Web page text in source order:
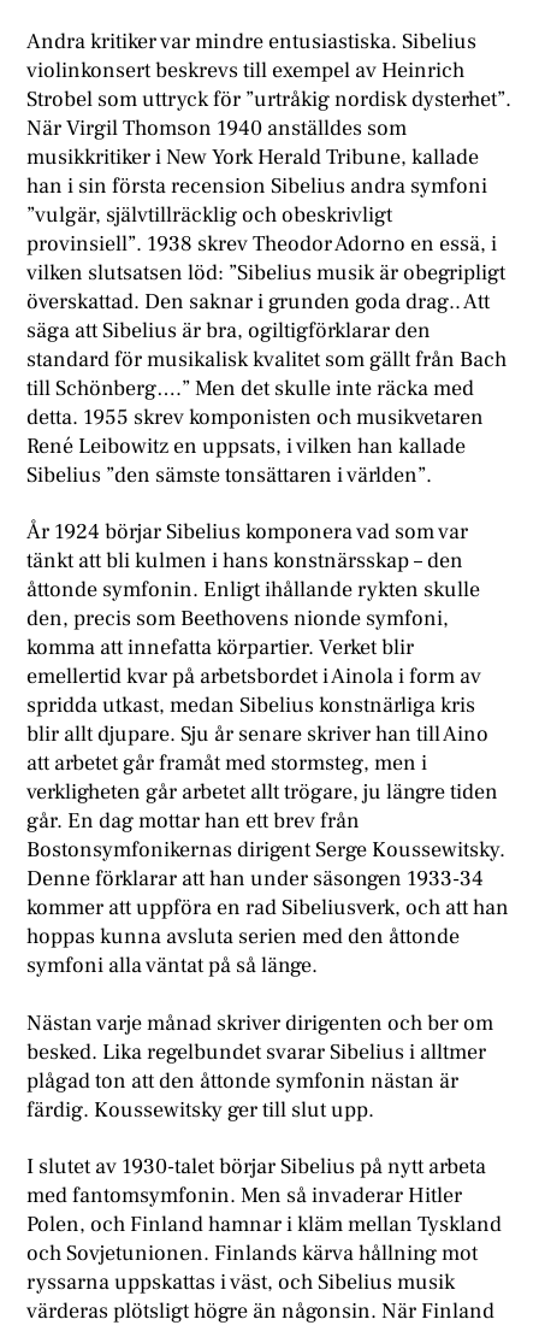
Andra kritiker var mindre entusiastiska. Sibelius
violinkonsert beskrevs till exempel av Heinrich
Strobel som uttryck för ”urtråkig nordisk dysterhet”.
När Virgil Thomson 1940 anställdes som
musikkritiker i New York Herald Tribune, kallade
han i sin första recension Sibelius andra symfoni
”vulgär, självtillräcklig och obeskrivligt
provinsiell”. 1938 skrev Theodor Adorno en essä, i
vilken slutsatsen löd: ”Sibelius musik är obegripligt
överskattad. Den saknar i grunden goda drag.. Att
säga att Sibelius är bra, ogiltigförklarar den
standard för musikalisk kvalitet som gällt från Bach
till Schönberg….” Men det skulle inte räcka med
detta. 1955 skrev komponisten och musikvetaren
René Leibowitz en uppsats, i vilken han kallade
Sibelius ”den sämste tonsättaren i världen”.
År 1924 börjar Sibelius komponera vad som var
tänkt att bli kulmen i hans konstnärsskap – den
åttonde symfonin. Enligt ihållande rykten skulle
den, precis som Beethovens nionde symfoni,
komma att innefatta körpartier. Verket blir
emellertid kvar på arbetsbordet i Ainola i form av
spridda utkast, medan Sibelius konstnärliga kris
blir allt djupare. Sju år senare skriver han till Aino
att arbetet går framåt med stormsteg, men i
verkligheten går arbetet allt trögare, ju längre tiden
går. En dag mottar han ett brev från
Bostonsymfonikernas dirigent Serge Koussewitsky.
Denne förklarar att han under säsongen 1933-34
kommer att uppföra en rad Sibeliusverk, och att han
hoppas kunna avsluta serien med den åttonde
symfoni alla väntat på så länge.
Nästan varje månad skriver dirigenten och ber om
besked. Lika regelbundet svarar Sibelius i alltmer
plågad ton att den åttonde symfonin nästan är
färdig. Koussewitsky ger till slut upp.
I slutet av 1930-talet börjar Sibelius på nytt arbeta
med fantomsymfonin. Men så invaderar Hitler
Polen, och Finland hamnar i kläm mellan Tyskland
och Sovjetunionen. Finlands kärva hållning mot
ryssarna uppskattas i väst, och Sibelius musik
värderas plötsligt högre än någonsin. När Finland